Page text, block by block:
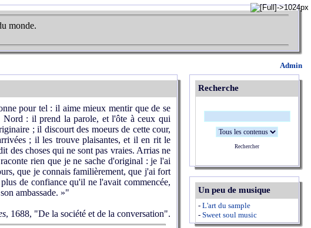
monde.
Admin
pour tel : il aime mieux mentir que de se
Nord : il prend la parole, et l'ôte à ceux qui
; il discourt des moeurs de cette cour,
; il les trouve plaisantes, et il en rit le
des choses qui ne sont pas vraies. Arrias ne
rien que je ne sache d'original : je l'ai
que je connais familièrement, que j'ai fort
de confiance qu'il ne l'avait commencée,
ambassade. »"
, 1688, "De la société et de la conversation".
Recherche
Rechercher
Un peu de musique
- L'art du sample
- Sweet soul music